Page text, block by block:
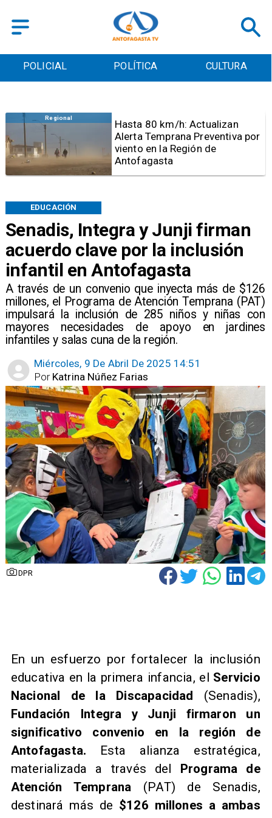
POLICIAL POLÍTICA CULTURA
Senadis, Integra y Junji firman
acuerdo clave por la inclusión
infantil en Antofagasta
​A través de un convenio que inyecta más de $126
millones, el Programa de Atención Temprana (PAT)
impulsará la inclusión de 285 niños y niñas con
mayores necesidades de apoyo en jardines
infantiles y salas cuna de la región.
EDUCACIÓN
Miércoles, 9 De Abril De 2025 14:51
Katrina Núñez Farias
Por
DPR
Antofagasta
Detienen a sujeto por iniciar
quema para sacar cables
eléctricos en el sector norte de
Antofagasta
En un esfuerzo por fortalecer la inclusión
educativa en la primera infancia, el Servicio
Nacional de la Discapacidad (Senadis),
Fundación Integra y Junji firmaron un
significativo convenio en la región de
Antofagasta. Esta alianza estratégica,
materializada a través del Programa de
Atención Temprana (PAT) de Senadis,
destinará más de $126 millones a ambas